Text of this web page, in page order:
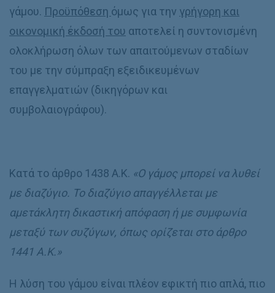
γάμου. Προϋπόθεση όμως για την γρήγορη και
οικονομική έκδοσή του αποτελεί η συντονισμένη
ολοκλήρωση όλων των απαιτούμενων σταδίων
του με την σύμπραξη εξειδικευμένων
επαγγελματιών (δικηγόρων και
συμβολαιογράφου).
Κατά το άρθρο 1438 Α.Κ. «Ο γάμος μπορεί να λυθεί
με διαζύγιο. Το διαζύγιο απαγγέλλεται με
αμετάκλητη δικαστική απόφαση ή με συμφωνία
μεταξύ των συζύγων, όπως ορίζεται στο άρθρο
1441 Α.Κ.»
Η λύση του γάμου είναι πλέον εφικτή πιο απλά, πιο